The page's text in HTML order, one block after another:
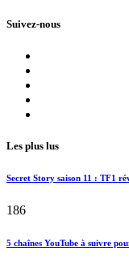
Suivez-nous
Les plus lus
Secret Story saison 11 : TF1
186
5 chaînes YouTube à suivre